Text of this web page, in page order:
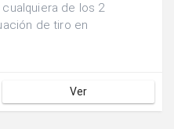
de los 2
de tiro en
Ver